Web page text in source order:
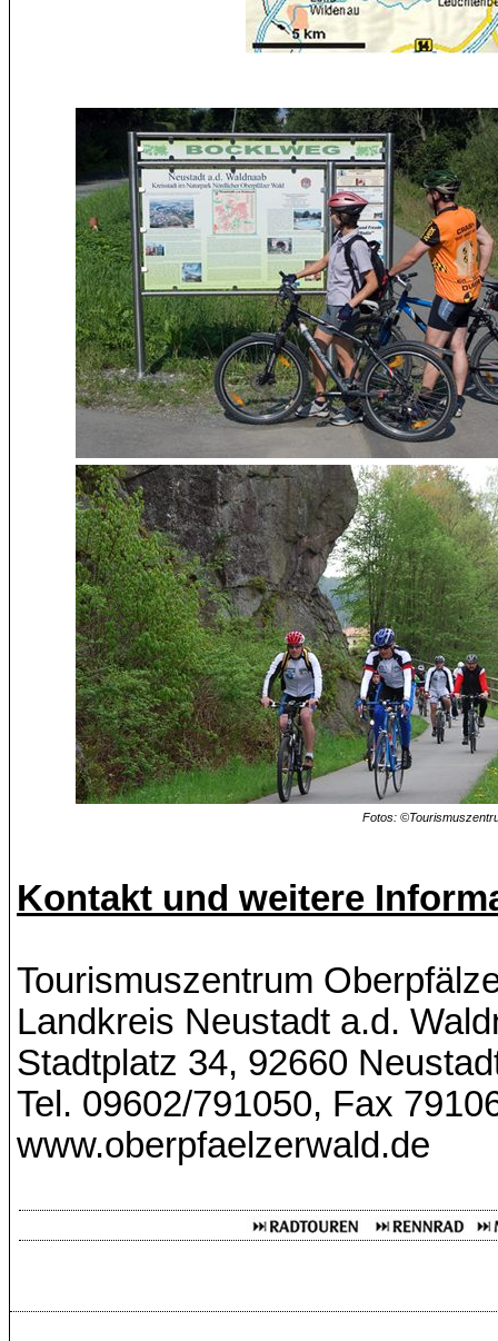
Fotos:
Kontakt und weitere
Tourismuszentrum
Landkreis Neustadt a.d.
Stadtplatz 34, 92660
Tel. 09602/791050, Fax
www.oberpfaelzerwald.de